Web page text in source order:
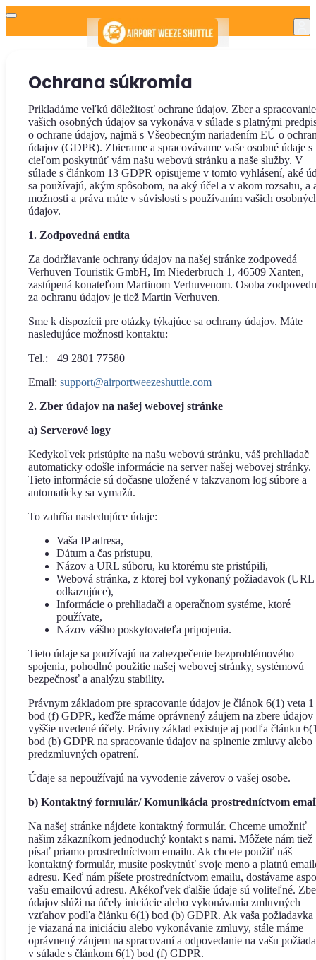
Ochrana súkromia
Prikladáme veľkú dôležitosť ochrane údajov. Zber a spracovanie
vašich osobných údajov sa vykonáva v súlade s platnými
o ochrane údajov, najmä s Všeobecným nariadením EÚ o
údajov (GDPR). Zbierame a spracovávame vaše osobné údaje s
cieľom poskytnúť vám našu webovú stránku a naše služby. V
súlade s článkom 13 GDPR opisujeme v tomto vyhlásení, aké
sa používajú, akým spôsobom, na aký účel a v akom rozsahu, a
možnosti a práva máte v súvislosti s používaním vašich
údajov.
1. Zodpovedná entita
Za dodržiavanie ochrany údajov na našej stránke zodpovedá
Verhuven Touristik GmbH, Im Niederbruch 1, 46509 Xanten,
zastúpená konateľom Martinom Verhuvenom. Osoba
za ochranu údajov je tiež Martin Verhuven.
Sme k dispozícii pre otázky týkajúce sa ochrany údajov. Máte
nasledujúce možnosti kontaktu:
Tel.: +49 2801 77580
Email: support@airportweezeshuttle.com
2. Zber údajov na našej webovej stránke
a) Serverové logy
Kedykoľvek pristúpite na našu webovú stránku, váš prehliadač
automaticky odošle informácie na server našej webovej stránky.
Tieto informácie sú dočasne uložené v takzvanom log súbore a
automaticky sa vymažú.
To zahŕňa nasledujúce údaje:
Vaša IP adresa,
Dátum a čas prístupu,
Názov a URL súboru, ku ktorému ste pristúpili,
Webová stránka, z ktorej bol vykonaný požiadavok (URL
odkazujúce),
Informácie o prehliadači a operačnom systéme, ktoré
používate,
Názov vášho poskytovateľa pripojenia.
Tieto údaje sa používajú na zabezpečenie bezproblémového
spojenia, pohodlné použitie našej webovej stránky, systémovú
bezpečnosť a analýzu stability.
Právnym základom pre spracovanie údajov je článok 6(1) veta 1
bod (f) GDPR, keďže máme oprávnený záujem na zbere údajov
vyššie uvedené účely. Právny základ existuje aj podľa článku
bod (b) GDPR na spracovanie údajov na splnenie zmluvy alebo
predzmluvných opatrení.
Údaje sa nepoužívajú na vyvodenie záverov o vašej osobe.
b) Kontaktný formulár/ Komunikácia prostredníctvom
Na našej stránke nájdete kontaktný formulár. Chceme umožniť
našim zákazníkom jednoduchý kontakt s nami. Môžete nám tiež
písať priamo prostredníctvom emailu. Ak chcete použiť náš
kontaktný formulár, musíte poskytnúť svoje meno a platnú
adresu. Keď nám píšete prostredníctvom emailu, dostávame
vašu emailovú adresu. Akékoľvek ďalšie údaje sú voliteľné.
údajov slúži na účely iniciácie alebo vykonávania zmluvných
vzťahov podľa článku 6(1) bod (b) GDPR. Ak vaša požiadavka
je viazaná na iniciáciu alebo vykonávanie zmluvy, stále máme
oprávnený záujem na spracovaní a odpovedanie na vašu
v súlade s článkom 6(1) bod (f) GDPR.